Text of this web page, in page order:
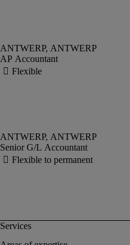
AP Accountant
Senior G/L Accountant